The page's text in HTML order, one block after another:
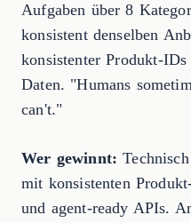
Aufgaben über 8
konsistent denselben
konsistenter Produkt-
Daten. "Humans
can't."
Wer gewinnt:
mit konsistenten
und agent-ready APIs.